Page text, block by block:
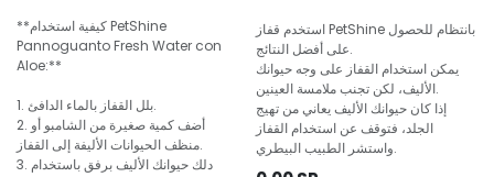
**كيفية استخدام PetShine
Pannoguanto Fresh Water con
Aloe:**
1. بلل القفاز بالماء الدافئ.
2. أضف كمية صغيرة من الشامبو أو
منظف الحيوانات الأليفة إلى القفاز.
3. دلك حيوانك الأليف برفق باستخدام
استخدم قفاز PetShine بانتظام للحصول
على أفضل النتائج.
يمكن استخدام القفاز على وجه حيوانك
الأليف، لكن تجنب ملامسة العينين.
إذا كان حيوانك الأليف يعاني من تهيج
الجلد، فتوقف عن استخدام القفاز
واستشر الطبيب البيطري.